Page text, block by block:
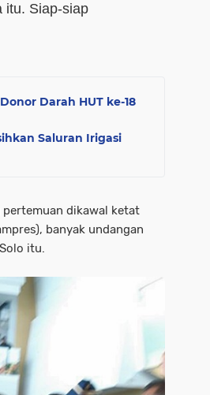
itu. Siap-siap
Darah HUT ke-18
Saluran Irigasi
dikawal ketat
banyak undangan
itu.